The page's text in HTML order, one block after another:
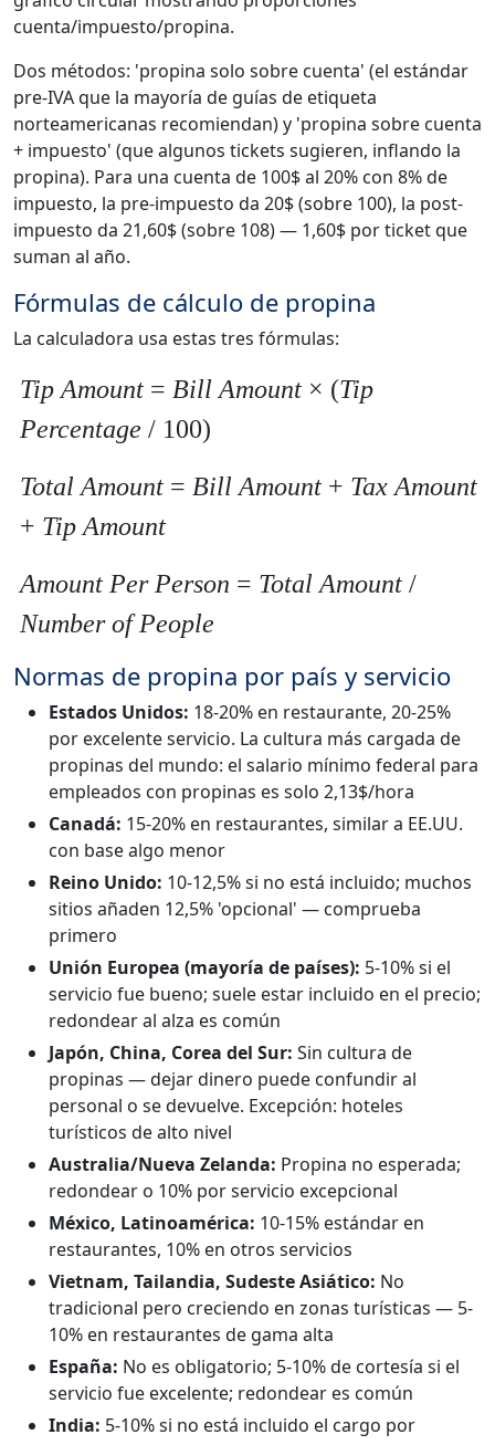
cuenta/impuesto/propina.
Dos métodos: 'propina solo sobre cuenta' (el estándar
pre-IVA que la mayoría de guías de etiqueta
norteamericanas recomiendan) y 'propina sobre cuenta
+ impuesto' (que algunos tickets sugieren, inflando la
propina). Para una cuenta de 100$ al 20% con 8% de
impuesto, la pre-impuesto da 20$ (sobre 100), la post-
impuesto da 21,60$ (sobre 108) — 1,60$ por ticket que
suman al año.
Fórmulas de cálculo de propina
La calculadora usa estas tres fórmulas:
Tip Amount = Bill Amount × (Tip
Percentage / 100)
Total Amount = Bill Amount + Tax Amount
+ Tip Amount
Amount Per Person = Total Amount /
Number of People
Normas de propina por país y servicio
Estados Unidos: 18-20% en restaurante, 20-25%
por excelente servicio. La cultura más cargada de
propinas del mundo: el salario mínimo federal para
empleados con propinas es solo 2,13$/hora
Canadá: 15-20% en restaurantes, similar a EE.UU.
con base algo menor
Reino Unido: 10-12,5% si no está incluido; muchos
sitios añaden 12,5% 'opcional' — comprueba
primero
Unión Europea (mayoría de países): 5-10% si el
servicio fue bueno; suele estar incluido en el precio;
redondear al alza es común
Japón, China, Corea del Sur: Sin cultura de
propinas — dejar dinero puede confundir al
personal o se devuelve. Excepción: hoteles
turísticos de alto nivel
Australia/Nueva Zelanda: Propina no esperada;
redondear o 10% por servicio excepcional
México, Latinoamérica: 10-15% estándar en
restaurantes, 10% en otros servicios
Vietnam, Tailandia, Sudeste Asiático: No
tradicional pero creciendo en zonas turísticas — 5-
10% en restaurantes de gama alta
España: No es obligatorio; 5-10% de cortesía si el
servicio fue excelente; redondear es común
India: 5-10% si no está incluido el cargo por